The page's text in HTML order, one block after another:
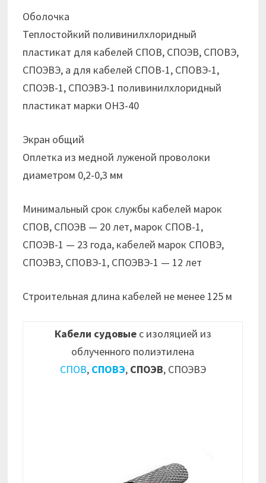
Оболочка
Теплостойкий поливинилхлоридный
пластикат для кабелей СПОВ, СПОЭВ, СПОВЭ,
СПОЭВЭ, а для кабелей СПОВ-1, СПОВЭ-1,
СПОЭВ-1, СПОЭВЭ-1 поливинилхлоридный
пластикат марки ОНЗ-40
Экран общий
Оплетка из медной луженой проволоки
диаметром 0,2-0,3 мм
Минимальный срок службы кабелей марок
СПОВ, СПОЭВ — 20 лет, марок СПОВ-1,
СПОЭВ-1 — 23 года, кабелей марок СПОВЭ,
СПОЭВЭ, СПОВЭ-1, СПОЭВЭ-1 — 12 лет
Строительная длина кабелей не менее 125 м
Кабели судовыес изоляцией из
облученного полиэтилена
СПОВ, СПОВЭ, СПОЭВ, СПОЭВЭ